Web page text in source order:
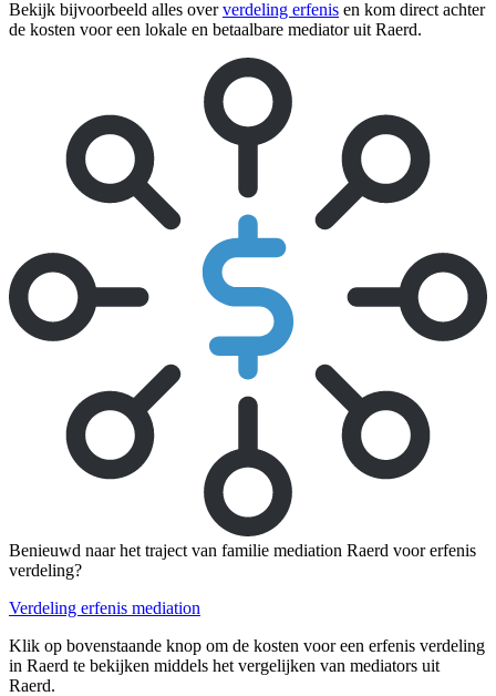
Bekijk bijvoorbeeld alles oververdeling erfenis en kom direct achter
de kosten voor een lokale en betaalbare mediator uit Raerd.
Benieuwd naar het traject van familie mediation Raerd voor erfenis
verdeling?
Verdeling erfenis mediation
Klik op bovenstaande knop om de kosten voor een erfenis verdeling
in Raerd te bekijken middels het vergelijken van mediators uit
Raerd.